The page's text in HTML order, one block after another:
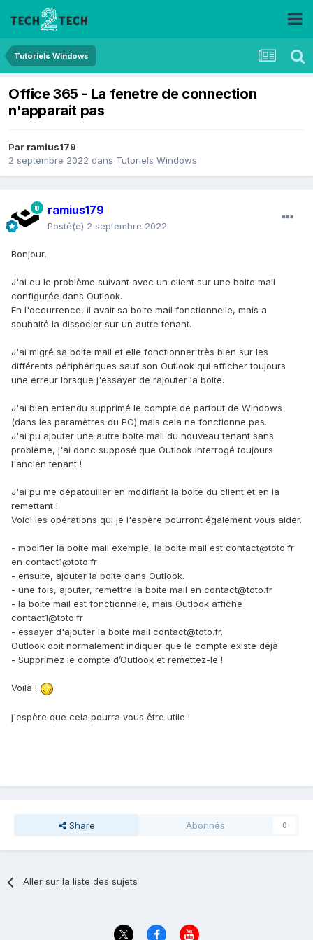
Tutoriels Windows
Office 365 - La fenetre de connection
n'apparait pas
Par ramius179
2 septembre 2022 dans Tutoriels Windows
ramius179
Posté(e) 2 septembre 2022
Bonjour,
J'ai eu le problème suivant avec un client sur une boite mail
configurée dans Outlook.
En l'occurrence, il avait sa boite mail fonctionnelle, mais a
souhaité la dissocier sur un autre tenant.
J'ai migré sa boite mail et elle fonctionner très bien sur les
différents périphériques sauf son Outlook qui afficher toujours
une erreur lorsque j'essayer de rajouter la boite.
J'ai bien entendu supprimé le compte de partout de Windows
(dans les paramètres du PC) mais cela ne fonctionne pas.
J'ai pu ajouter une autre boite mail du nouveau tenant sans
problème, j'ai donc supposé que Outlook interrogé toujours
l'ancien tenant !
J'ai pu me dépatouiller en modifiant la boite du client et en la
remettant !
Voici les opérations qui je l'espère pourront également vous aider.
- modifier la boite mail exemple, la boite mail est contact@toto.fr
en contact1@toto.fr
- ensuite, ajouter la boite dans Outlook.
- une fois, ajouter, remettre la boite mail en contact@toto.fr
- la boite mail est fonctionnelle, mais Outlook affiche
contact1@toto.fr
- essayer d'ajouter la boite mail contact@toto.fr.
Outlook doit normalement indiquer que le compte existe déjà.
- Supprimez le compte d’Outlook et remettez-le !
Voilà !
j'espère que cela pourra vous être utile !
Share Abonnés 0
Aller sur la liste des sujets